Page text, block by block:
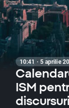
10:41 · 5 aprilie
ISM